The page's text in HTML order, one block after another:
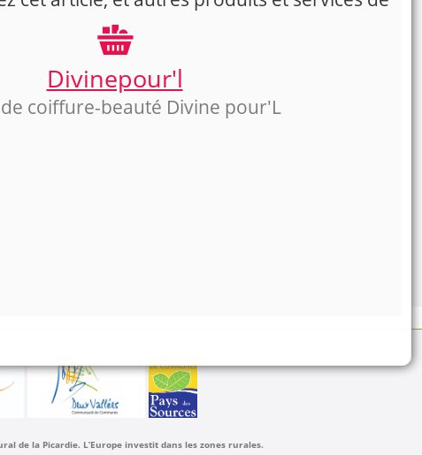
Divinepour'l
coiffure-beauté Divine pour'L
de la Picardie. L’Europe investit dans les zones rurales.